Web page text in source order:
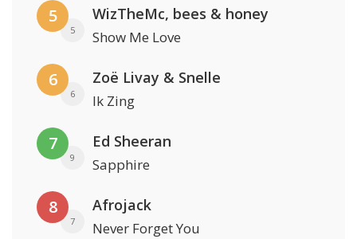
5
5
WizTheMc, bees & honey
Show Me Love
6
6
Zoë Livay & Snelle
Ik Zing
7
9
Ed Sheeran
Sapphire
8
7
Afrojack
Never Forget You